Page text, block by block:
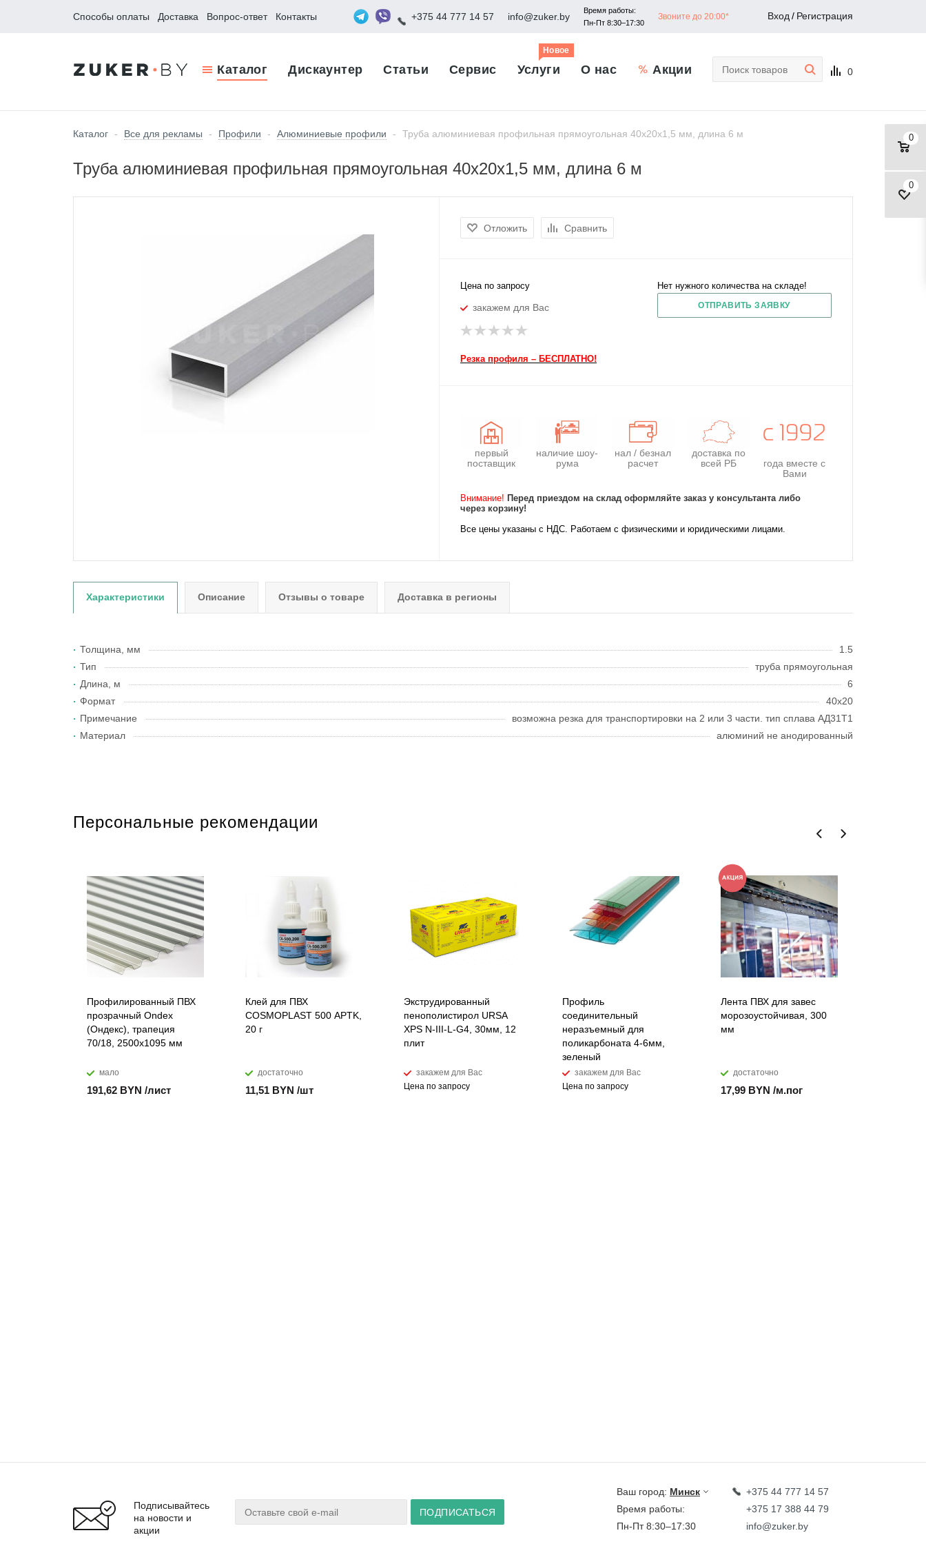
Способы оплаты Доставка Вопрос-ответ Контакты +375 44 777 14 57 info@zuker.by
Время работы:
Пн-Пт 8:30–17:30
Звоните до 20:00* Вход / Регистрация
Каталог Дискаунтер Статьи Сервис Услуги
Новое
О нас Акции 0
0
0
Каталог - Все для рекламы - Профили - Алюминиевые профили - Труба алюминиевая профильная прямоугольная 40х20х1,5 мм, длина 6 м
Труба алюминиевая профильная прямоугольная 40х20х1,5 мм, длина 6 м
Отложить Сравнить
Цена по запросу
закажем для Вас
Нет нужного количества на складе!
ОТПРАВИТЬ ЗАЯВКУ
Резка профиля – БЕСПЛАТНО!
первый
поставщик
наличие шоу-
рума
нал / безнал
расчет
доставка по
всей РБ
года вместе с
Вами
Внимание! Перед приездом на склад оформляйте заказ у консультанта либо
через корзину!
Все цены указаны с НДС. Работаем с физическими и юридическими лицами.
Характеристики Описание Отзывы о товаре Доставка в регионы
Толщина, мм
1.5
Тип
труба прямоугольная
Длина, м
6
Формат
40x20
Примечание
возможна резка для транспортировки на 2 или 3 части. тип сплава АД31Т1
Материал
алюминий не анодированный
Персональные рекомендации
Профилированный ПВХ
прозрачный Ondex
(Ондекс), трапеция
70/18, 2500х1095 мм
мало
191,62 BYN /лист
Клей для ПВХ
COSMOPLAST 500 APTK,
20 г
достаточно
11,51 BYN /шт
Экструдированный
пенополистирол URSA
XPS N-III-L-G4, 30мм, 12
плит
закажем для Вас
Цена по запросу
Профиль
соединительный
неразъемный для
поликарбоната 4-6мм,
зеленый
закажем для Вас
Цена по запросу
Лента ПВХ для завес
морозоустойчивая, 300
мм
достаточно
17,99 BYN /м.пог
Подписывайтесь
на новости и
акции
Ваш город: Минск
Время работы:
Пн-Пт 8:30–17:30
+375 44 777 14 57
+375 17 388 44 79
info@zuker.by